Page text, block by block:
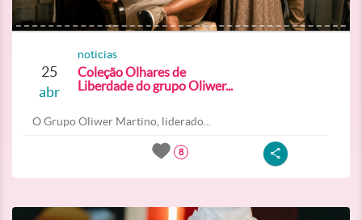
25
abr
noticias
Coleção Olhares de
Liberdade do grupo Oliwer...
O Grupo Oliwer Martino, liderado...
8